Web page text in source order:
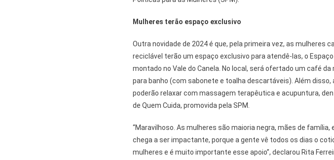
Mulheres terão espaço exclusivo
Outra novidade de 2024 é que, pela primeira vez, as mulheres
reciclável terão um espaço exclusivo para atendê-las, o Espaço
montado no Vale do Canela. No local, será ofertado um café da
para banho (com sabonete e toalha descartáveis). Além disso,
poderão relaxar com massagem terapêutica e acupuntura,
de Quem Cuida, promovida pela SPM.
“Maravilhoso. As mulheres são maioria negra, mães de família,
chega a ser impactante, porque a gente vê todos os dias o
mulheres e é muito importante esse apoio”, declarou Rita